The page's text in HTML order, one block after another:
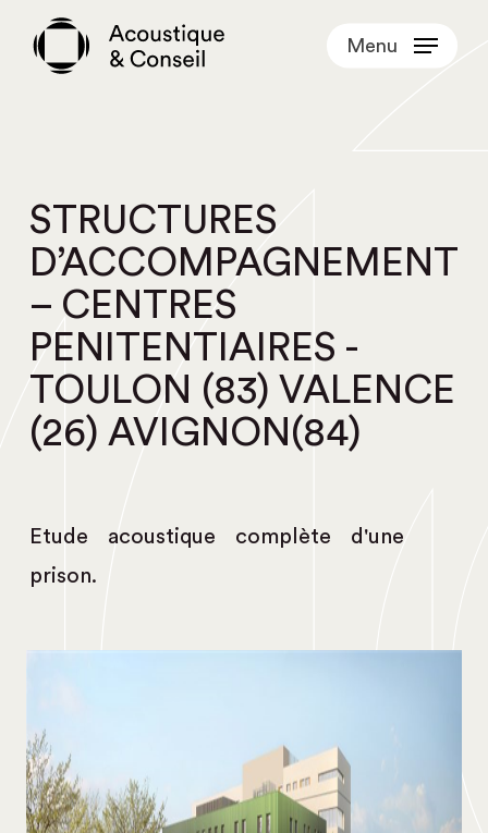
Menu
STRUCTURES
D’ACCOMPAGNEMENT
– CENTRES
PENITENTIAIRES -
TOULON (83) VALENCE
(26) AVIGNON(84)
Etude acoustique complète d'une
prison.